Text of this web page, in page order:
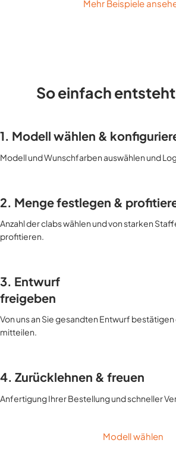
Mehr Beispiele
So einfach
1. Modell wählen &
Modell und Wunschfarben auswählen und
2. Menge festlegen &
Anzahl der clabs wählen und von starken
profitieren.
3. Entwurf
freigeben
Von uns an Sie gesandten Entwurf
mitteilen.
4. Zurücklehnen & freuen
Anfertigung Ihrer Bestellung und schneller
Modell wählen